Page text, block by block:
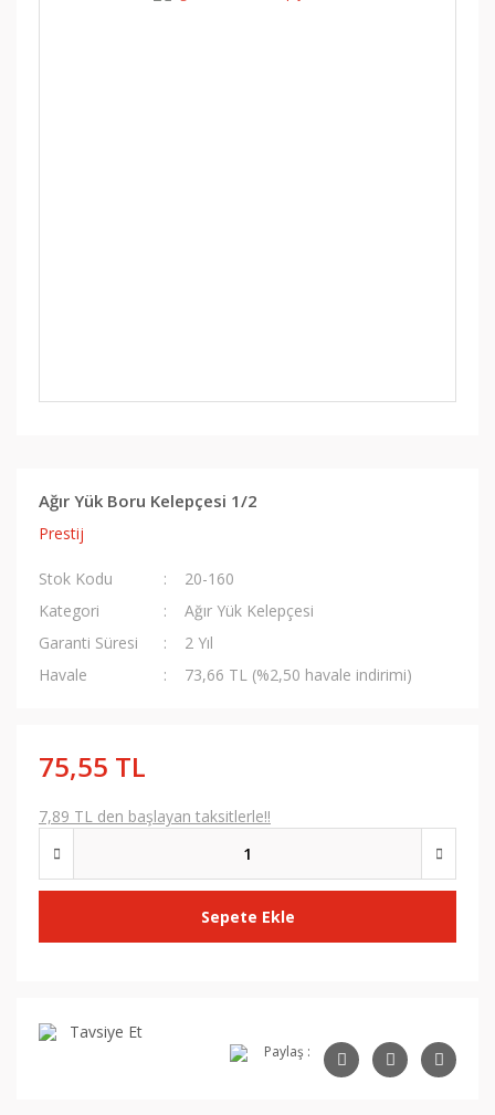
Ağır Yük Boru Kelepçesi 1/2
Prestij
Stok Kodu
20-160
Kategori
Ağır Yük Kelepçesi
Garanti Süresi
2 Yıl
Havale
73,66 TL (%2,50 havale indirimi)
75,55 TL
7,89 TL den başlayan taksitlerle!!
Sepete Ekle
Tavsiye Et
Paylaş :